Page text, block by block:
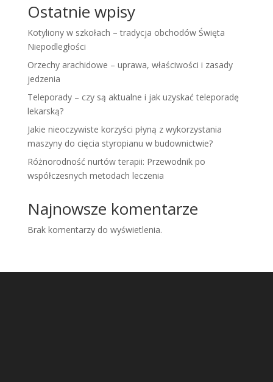
Ostatnie wpisy
Kotyliony w szkołach – tradycja obchodów Święta
Niepodległości
Orzechy arachidowe – uprawa, właściwości i zasady
jedzenia
Teleporady – czy są aktualne i jak uzyskać teleporadę
lekarską?
Jakie nieoczywiste korzyści płyną z wykorzystania
maszyny do cięcia styropianu w budownictwie?
Różnorodność nurtów terapii: Przewodnik po
współczesnych metodach leczenia
Najnowsze komentarze
Brak komentarzy do wyświetlenia.